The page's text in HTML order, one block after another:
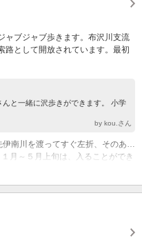
ャブジャブ歩きます。布沢川支流
路として開放されています。最初
と一緒に沢歩きができます。 小学
by kou.さん
月～５月上旬は、入ることができ